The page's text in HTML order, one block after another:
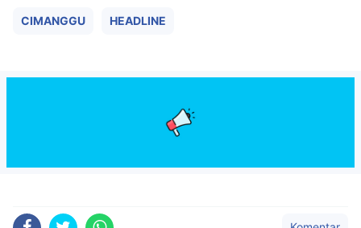
CIMANGGU HEADLINE